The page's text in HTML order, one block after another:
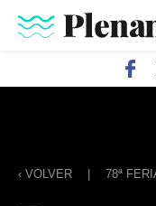
‹ VOLVER 78ª